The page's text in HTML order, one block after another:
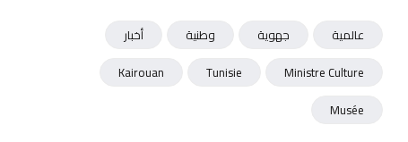
عالمية جهوية وطنية
أخبار
Ministre Culture
Tunisie
Kairouan
Musée